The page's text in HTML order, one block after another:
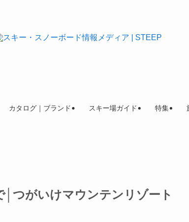
カタログ｜ブランド スキー場ガイド 特集
│つがいけマウンテンリゾート